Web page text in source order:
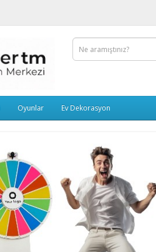
Oyunlar Ev Dekorasyon